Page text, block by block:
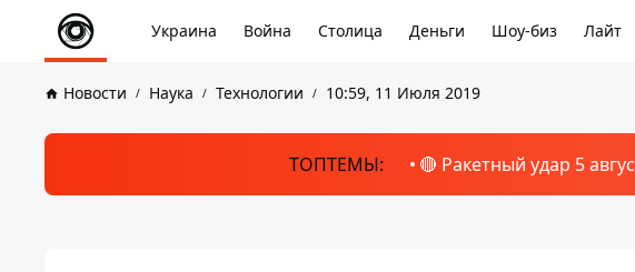
Украина Война Столица Деньги Шоу-биз Лайт
Новости Наука Технологии 10:59, 11 Июля 2019
ТОПТЕМЫ: 🔴 Ракетный удар 5